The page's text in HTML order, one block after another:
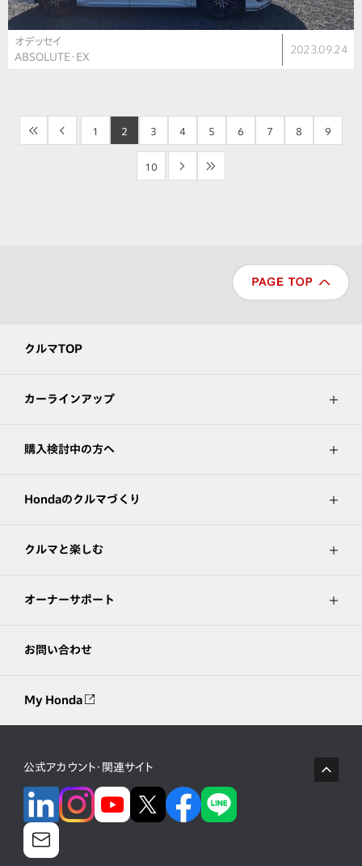
オデッセイ
ABSOLUTE・EX
2023.09.24
<< < 1 2 3 4 5 6 7 8 9
10 > >>
クルマTOP
カーラインアップ
購入検討中の方へ
Hondaのクルマづくり
クルマと楽しむ
オーナーサポート
お問い合わせ
My Honda
公式アカウント・関連サイト